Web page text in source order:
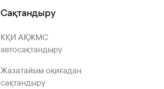
Сақтандыру
КҚИ АҚЖМС
автосақтандыру
Жазатайым оқиғадан
сақтандыру